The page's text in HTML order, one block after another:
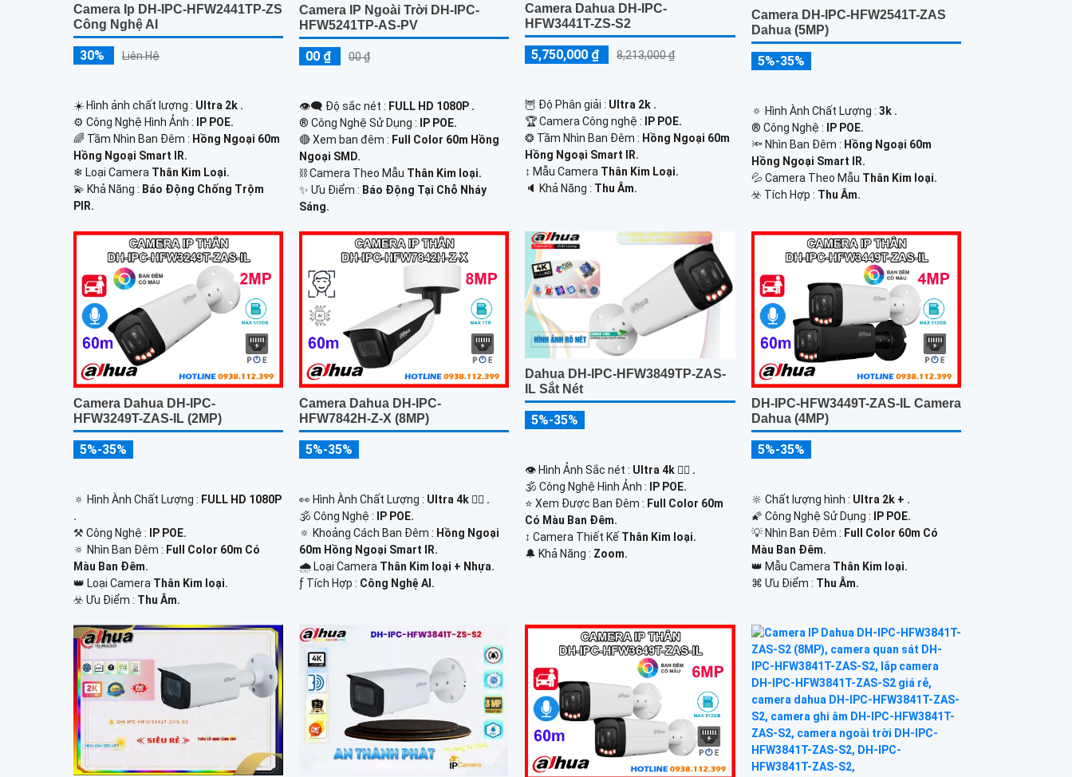
Camera Ip DH-IPC-HFW2441TP-ZS
Công Nghệ AI
30% Liên Hệ
☀️ Hình ảnh chất lượng : Ultra 2k .
⚙ Công Nghệ Hình Ảnh :
IP POE.
🌈 Tầm Nhìn Ban Đêm : Hồng Ngoại 60m
Hồng Ngoại Smart IR.
❄ Loại Camera Thân Kim Loại.
️💫 Khả Năng : Báo Động Chống Trộm
PIR.
Camera IP Ngoài Trời DH-IPC-
HFW5241TP-AS-PV
00 ₫ 00 ₫
👁️‍🗨 Độ sắc nét : FULL HD 1080P .
®️ Công Nghệ Sử Dụng :
IP POE.
🔴 Xem ban đêm : Full Color 60m Hồng
Ngoại SMD.
⛓ Camera Theo Mẫu Thân Kim loại.
️✨ Ưu Điểm : Báo Động Tại Chỗ Nháy
Sáng.
Camera Dahua DH-IPC-
HFW3441T-ZS-S2
5,750,000 ₫ 8,213,000 ₫
🦉 Độ Phân giải : Ultra 2k .
🏆 Camera Công nghệ :
IP POE.
❂ Tầm Nhìn Ban Đêm : Hồng Ngoại 60m
Hồng Ngoại Smart IR.
↕️ Mẫu Camera Thân Kim Loại.
️🔈 Khả Năng : Thu Âm.
Camera DH-IPC-HFW2541T-ZAS
Dahua (5MP)
5%-35%
🔅 Hình Ành Chất Lượng : 3k .
®️ Công Nghệ : IP POE.
🔦 Nhìn Ban Đêm : Hồng Ngoại 60m
Hồng Ngoại Smart IR.
💦 Camera Theo Mẫu Thân Kim loại.
️☣️ Tích Hợp : Thu Âm.
Camera Dahua DH-IPC-
HFW3249T-ZAS-IL (2MP)
5%-35%
🔅 Hình Ành Chất Lượng : FULL HD 1080P
.
⚒ Công Nghệ :
IP POE.
🔅 Nhìn Ban Đêm : Full Color 60m Có
Màu Ban Ðêm.
👑 Loại Camera Thân Kim loại.
️☣️ Ưu Điểm : Thu Âm.
Camera Dahua DH-IPC-
HFW7842H-Z-X (8MP)
5%-35%
️👀 Hình Ành Chất Lượng : Ultra 4k 👍🏾 .
🕉️ Công Nghệ :
IP POE.
🔅 Khoảng Cách Ban Đêm : Hồng Ngoại
60m Hồng Ngoại Smart IR.
🌧️ Loại Camera Thân Kim loại + Nhựa.
️ƒ Tích Hợp : Công Nghệ AI.
Dahua DH-IPC-HFW3849TP-ZAS-
IL Sắt Nét
5%-35%
👁 Hình Ảnh Sắc nét : Ultra 4k 👍🏾 .
🕉️ Công Nghệ Hình Ảnh :
IP POE.
⭐ Xem Được Ban Đêm : Full Color 60m
Có Màu Ban Ðêm.
↕️ Camera Thiết Kế Thân Kim loại.
️🔔 Khả Năng : Zoom.
DH-IPC-HFW3449T-ZAS-IL Camera
Dahua (4MP)
5%-35%
🔆 Chất lượng hình : Ultra 2k + .
🌠 Công Nghệ Sử Dụng :
IP POE.
💡 Nhìn Ban Đêm : Full Color 60m Có
Màu Ban Ðêm.
👑 Mẫu Camera Thân Kim loại.
️⌘ Ưu Điểm : Thu Âm.